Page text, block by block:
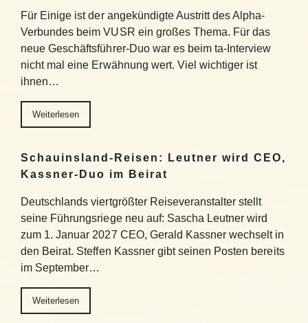
Für Einige ist der angekündigte Austritt des Alpha-
Verbundes beim VUSR ein großes Thema. Für das
neue Geschäftsführer-Duo war es beim ta-Interview
nicht mal eine Erwähnung wert. Viel wichtiger ist
ihnen…
Weiterlesen
Schauinsland-Reisen: Leutner wird CEO,
Kassner-Duo im Beirat
Deutschlands viertgrößter Reiseveranstalter stellt
seine Führungsriege neu auf: Sascha Leutner wird
zum 1. Januar 2027 CEO, Gerald Kassner wechselt in
den Beirat. Steffen Kassner gibt seinen Posten bereits
im September…
Weiterlesen